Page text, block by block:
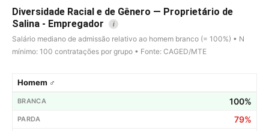
Diversidade Racial e de Gênero — Proprietário de
Salina - Empregador
i
Salário mediano de admissão relativo ao homem branco (= 100%) • N
mínimo: 100 contratações por grupo • Fonte: CAGED/MTE
Homem ♂
100%
79%